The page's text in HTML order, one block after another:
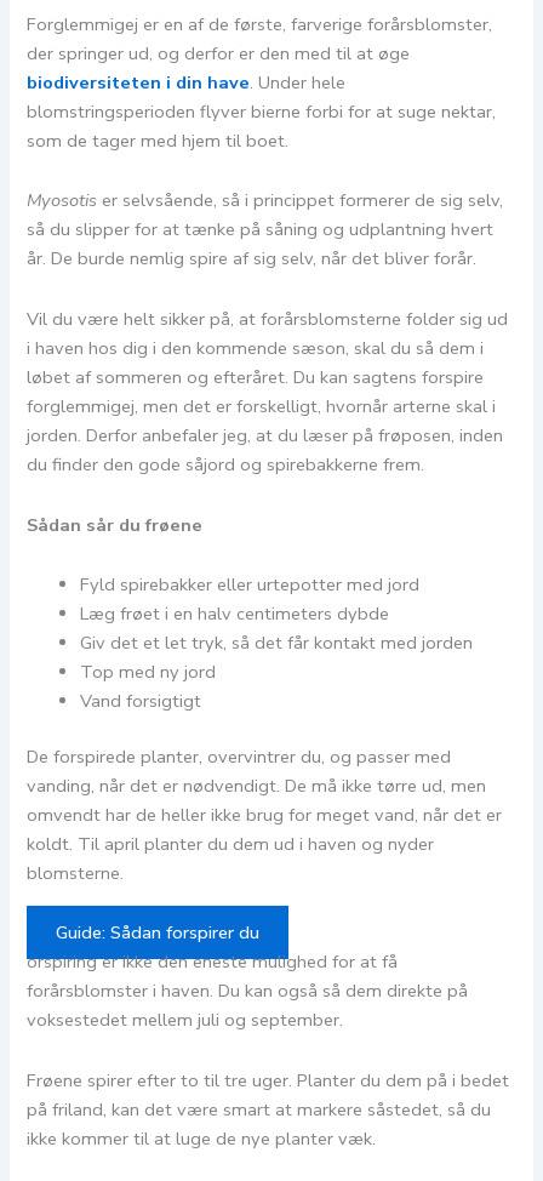
Forglemmigej er en af de første, farverige forårsblomster,
der springer ud, og derfor er den med til at øge
biodiversiteten i din have. Under hele
blomstringsperioden flyver bierne forbi for at suge nektar,
som de tager med hjem til boet.
Myosotis er selvsående, så i princippet formerer de sig selv,
så du slipper for at tænke på såning og udplantning hvert
år. De burde nemlig spire af sig selv, når det bliver forår.
Vil du være helt sikker på, at forårsblomsterne folder sig ud
i haven hos dig i den kommende sæson, skal du så dem i
løbet af sommeren og efteråret. Du kan sagtens forspire
forglemmigej, men det er forskelligt, hvornår arterne skal i
jorden. Derfor anbefaler jeg, at du læser på frøposen, inden
du finder den gode såjord og spirebakkerne frem.
Sådan sår du frøene
Fyld spirebakker eller urtepotter med jord
Læg frøet i en halv centimeters dybde
Giv det et let tryk, så det får kontakt med jorden
Top med ny jord
Vand forsigtigt
De forspirede planter, overvintrer du, og passer med
vanding, når det er nødvendigt. De må ikke tørre ud, men
omvendt har de heller ikke brug for meget vand, når det er
koldt. Til april planter du dem ud i haven og nyder
blomsterne.
Guide: Sådan forspirer du
orspiring er ikke den eneste mulighed for at få
forårsblomster i haven. Du kan også så dem direkte på
voksestedet mellem juli og september.
Frøene spirer efter to til tre uger. Planter du dem på i bedet
på friland, kan det være smart at markere såstedet, så du
ikke kommer til at luge de nye planter væk.